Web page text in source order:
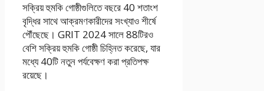
সক্রিয় হুমকি গোষ্ঠীগুলিতে বছরে 40 শতাংশ
বৃদ্ধির সাথে আক্রমণকারীদের সংখ্যাও শীর্ষে
পৌঁছেছে। GRIT 2024 সালে 88টিরও
বেশি সক্রিয় হুমকি গোষ্ঠী চিহ্নিত করেছে, যার
মধ্যে 40টি নতুন পর্যবেক্ষণ করা প্রতিপক্ষ
রয়েছে।